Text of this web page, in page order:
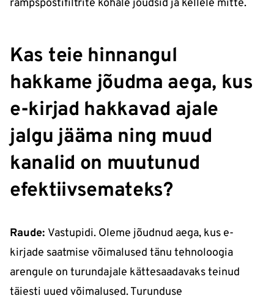
rämpspostifiltrite kohale jõudsid ja kellele mitte.
Kas teie hinnangul
hakkame jõudma aega, kus
e-kirjad hakkavad ajale
jalgu jääma ning muud
kanalid on muutunud
efektiivsemateks?
Raude: Vastupidi. Oleme jõudnud aega, kus e-
kirjade saatmise võimalused tänu tehnoloogia
arengule on turundajale kättesaadavaks teinud
täiesti uued võimalused. Turunduse